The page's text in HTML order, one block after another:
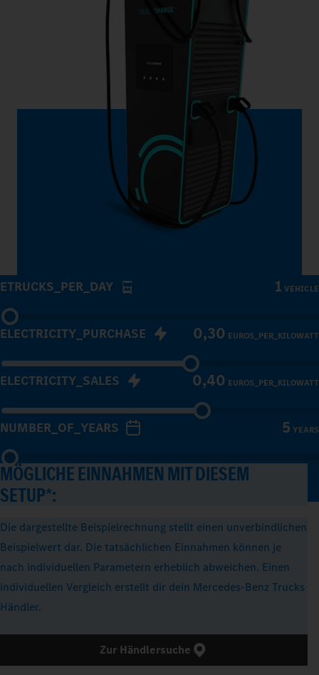
ETRUCKS_PER_DAY 1 VEHICLE
ELECTRICITY_PURCHASE 0,30 EUROS_PER_KILOWATT
ELECTRICITY_SALES 0,40 EUROS_PER_KILOWATT
NUMBER_OF_YEARS 5 YEARS
MÖGLICHE EINNAHMEN MIT DIESEM
SETUP*:
Die dargestellte Beispielrechnung stellt einen unverbindlichen
Beispielwert dar. Die tatsächlichen Einnahmen können je
nach individuellen Parametern erheblich abweichen. Einen
individuellen Vergleich erstellt dir dein Mercedes-Benz Trucks
Händler.
Zur Händlersuche